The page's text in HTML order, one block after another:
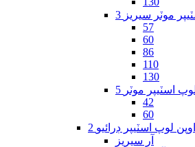
موٽر سيريز
57
60
86
110
130
اسٽيپر موٽر
42
60
لوپ اسٽيپر ڊرائيو
آر سيريز